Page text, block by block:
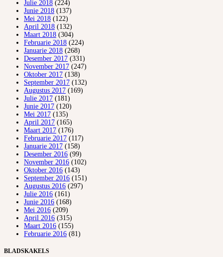
Julie 2018 (224)
Junie 2018 (137)
Mei 2018 (122)
April 2018 (132)
Maart 2018 (304)
Februarie 2018 (224)
Januarie 2018 (268)
Desember 2017 (331)
November 2017 (247)
Oktober 2017 (138)
September 2017 (132)
Augustus 2017 (169)
Julie 2017 (181)
Junie 2017 (120)
Mei 2017 (135)
April 2017 (165)
Maart 2017 (176)
Februarie 2017 (117)
Januarie 2017 (158)
Desember 2016 (99)
November 2016 (102)
Oktober 2016 (143)
September 2016 (151)
Augustus 2016 (297)
Julie 2016 (161)
Junie 2016 (168)
Mei 2016 (209)
April 2016 (315)
Maart 2016 (155)
Februarie 2016 (81)
BLADSKAKELS